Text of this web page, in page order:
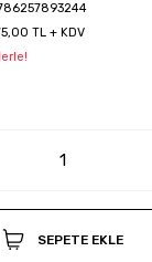
TL + KDV
SEPETE EKLE